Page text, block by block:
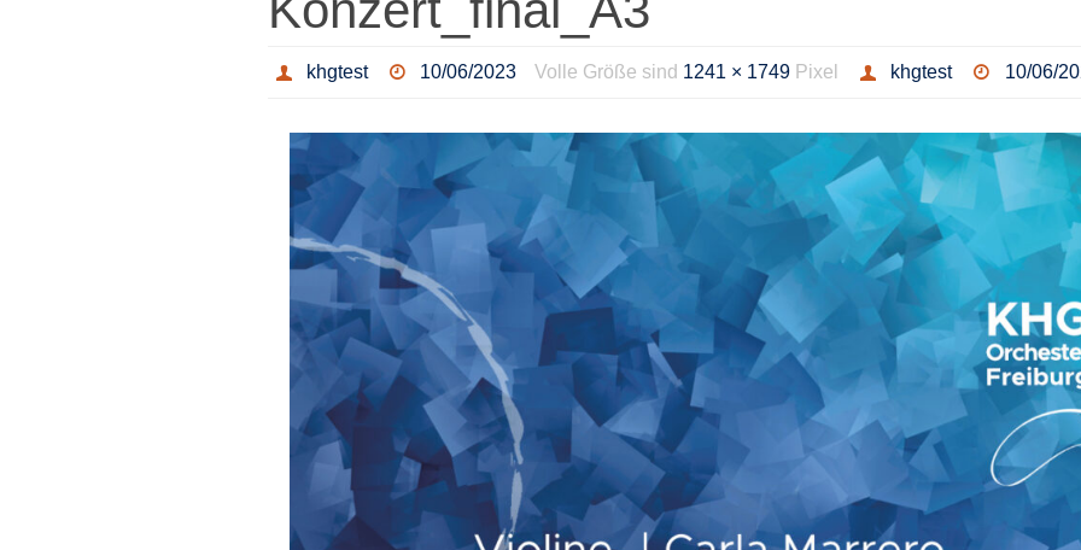
khgtest 10/06/2023 Volle Größe sind 1241 × 1749 Pixel khgtest 10/06/